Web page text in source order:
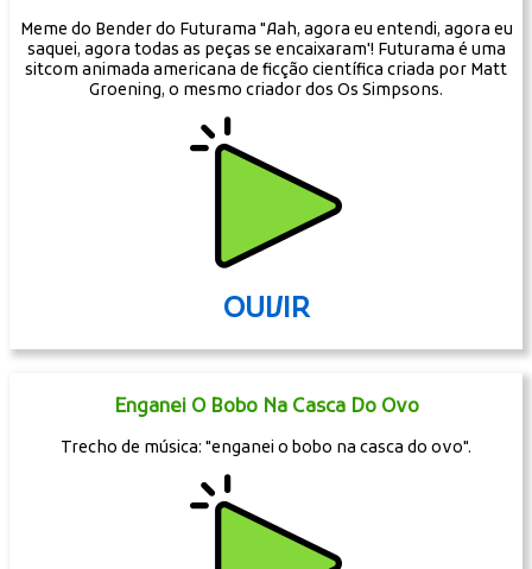
Meme do Bender do Futurama "Aah, agora eu entendi, agora eu
saquei, agora todas as peças se encaixaram'! Futurama é uma
sitcom animada americana de ficção científica criada por Matt
Groening, o mesmo criador dos Os Simpsons.
OUVIR
Enganei O Bobo Na Casca Do Ovo
Trecho de música: "enganei o bobo na casca do ovo".